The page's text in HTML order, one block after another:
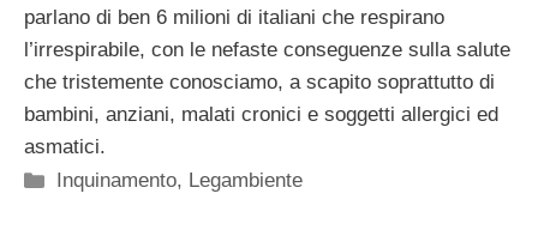
parlano di ben 6 milioni di italiani che respirano
l’irrespirabile, con le nefaste conseguenze sulla salute
che tristemente conosciamo, a scapito soprattutto di
bambini, anziani, malati cronici e soggetti allergici ed
asmatici.
Categorie
Inquinamento, Legambiente